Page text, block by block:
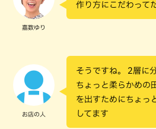
嘉数ゆり
作り方にこだわって
お店の人
そうですね。 2層に
ちょっと柔らかめの
を出すためにちょっ
してます